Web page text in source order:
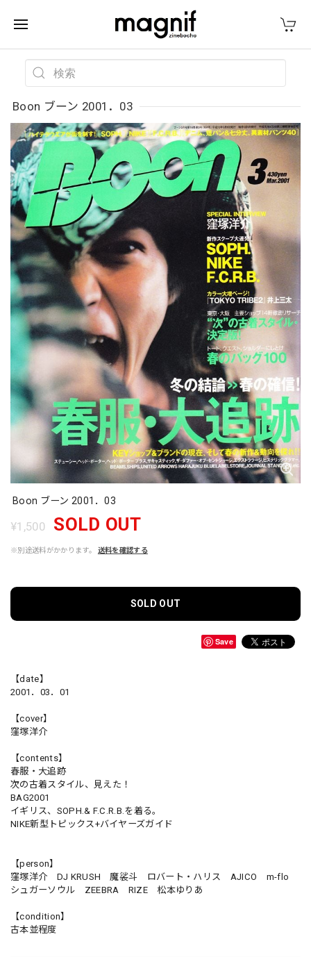
Boon ブーン 2001．03
Boon ブーン 2001．03
¥1,500 SOLD OUT
※別途送料がかかります。 送料を確認する
SOLD OUT
Save
【date】
2001．03．01
【cover】
窪塚洋介
【contents】
春服・大追跡
次の古着スタイル、見えた！
BAG2001
イギリス、SOPH.& F.C.R.B.を着る。
NIKE新型トピックス+バイヤーズガイド
【person】
窪塚洋介 DJ KRUSH 魔裟斗 ロバート・ハリス AJICO m-flo
シュガーソウル ZEEBRA RIZE 松本ゆりあ
【condition】
古本並程度